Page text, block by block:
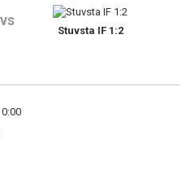
vs
Stuvsta IF 1:2